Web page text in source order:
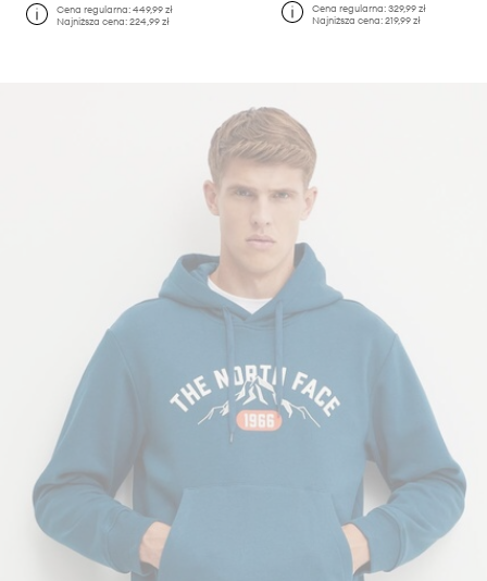
Cena regularna:449,99 zł
Najniższa cena:224,99 zł
Cena regularna: 329,99 zł
Najniższa cena: 219,99 zł